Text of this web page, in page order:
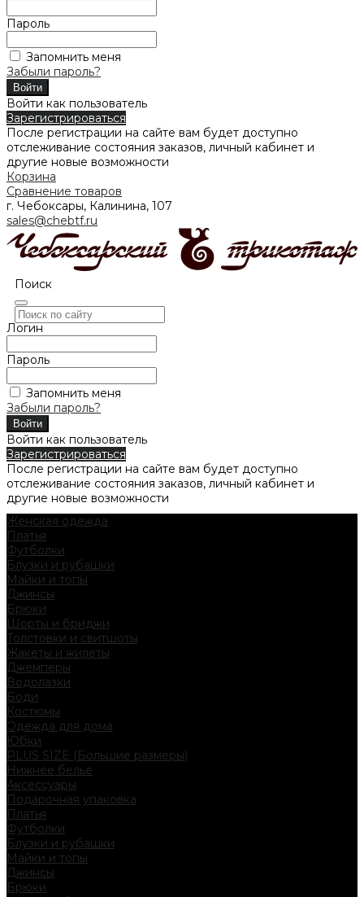
Пароль
Запомнить меня
Забыли пароль?
Войти как пользователь
Зарегистрироваться
После регистрации на сайте вам будет доступно
отслеживание состояния заказов, личный кабинет и
другие новые возможности
Корзина
Сравнение товаров
г. Чебоксары, Калинина, 107
sales@chebtf.ru
Поиск
Логин
Пароль
Запомнить меня
Забыли пароль?
Войти как пользователь
Зарегистрироваться
После регистрации на сайте вам будет доступно
отслеживание состояния заказов, личный кабинет и
другие новые возможности
Женская одежда
Платья
Футболки
Блузки и рубашки
Майки и топы
Джинсы
Брюки
Шорты и бриджи
Толстовки и свитшоты
Жакеты и жилеты
Джемперы
Водолазки
Боди
Костюмы
Одежда для дома
Юбки
PLUS SIZE (Большие размеры)
Нижнее белье
Аксессуары
Подарочная упаковка
Платья
Футболки
Блузки и рубашки
Майки и топы
Джинсы
Брюки